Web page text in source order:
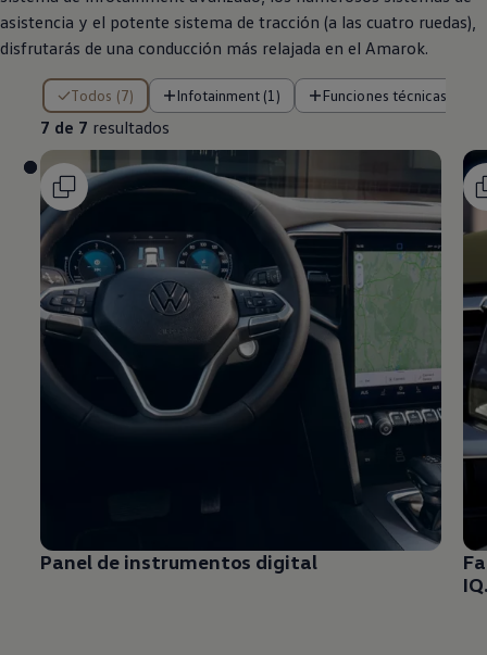
asistencia y el potente sistema de tracción (a las cuatro ruedas),
disfrutarás de una conducción más relajada en el Amarok.
Todos (7) Infotainment (1) Funciones técnicas (4)
7 de 7 resultados
7 de 7 resultados
Panel de instrumentos digital